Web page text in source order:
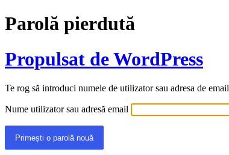
Parolă pierdută
Propulsat de WordPress
Te rog să introduci numele de utilizator sau adresa de
Nume utilizator sau adresă email